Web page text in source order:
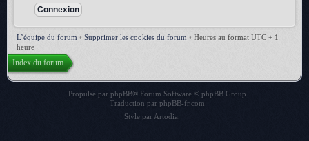
L’équipe du forum • Supprimer les cookies du forum • Heures au format UTC + 1
heure
Index du forum
Propulsé par phpBB® Forum Software © phpBB Group
Traduction par phpBB-fr.com
Style par Artodia